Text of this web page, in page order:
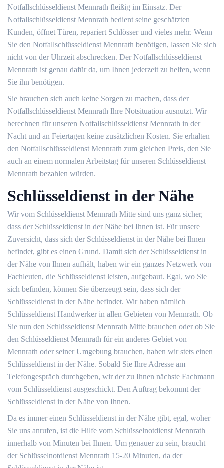
Notfallschlüsseldienst Mennrath fleißig im Einsatz. Der
Notfallschlüsseldienst Mennrath bedient seine geschätzten
Kunden, öffnet Türen, repariert Schlösser und vieles mehr. Wenn
Sie den Notfallschlüsseldienst Mennrath benötigen, lassen Sie sich
nicht von der Uhrzeit abschrecken. Der Notfallschlüsseldienst
Mennrath ist genau dafür da, um Ihnen jederzeit zu helfen, wenn
Sie ihn benötigen.
Sie brauchen sich auch keine Sorgen zu machen, dass der
Notfallschlüsseldienst Mennrath Ihre Notsituation ausnutzt. Wir
berechnen für unseren Notfallschlüsseldienst Mennrath in der
Nacht und an Feiertagen keine zusätzlichen Kosten. Sie erhalten
den Notfallschlüsseldienst Mennrath zum gleichen Preis, den Sie
auch an einem normalen Arbeitstag für unseren Schlüsseldienst
Mennrath bezahlen würden.
Schlüsseldienst in der Nähe
Wir vom Schlüsseldienst Mennrath Mitte sind uns ganz sicher,
dass der Schlüsseldienst in der Nähe bei Ihnen ist. Für unsere
Zuversicht, dass sich der Schlüsseldienst in der Nähe bei Ihnen
befindet, gibt es einen Grund. Damit sich der Schlüsseldienst in
der Nähe von Ihnen aufhält, haben wir ein ganzes Netzwerk von
Fachleuten, die Schlüsseldienst leisten, aufgebaut. Egal, wo Sie
sich befinden, können Sie überzeugt sein, dass sich der
Schlüsseldienst in der Nähe befindet. Wir haben nämlich
Schlüsseldienst Handwerker in allen Gebieten von Mennrath. Ob
Sie nun den Schlüsseldienst Mennrath Mitte brauchen oder ob Sie
den Schlüsseldienst Mennrath für ein anderes Gebiet von
Mennrath oder seiner Umgebung brauchen, haben wir stets einen
Schlüsseldienst in der Nähe. Sobald Sie Ihre Adresse am
Telefongespräch durchgeben, wir der zu Ihnen nächste Fachmann
vom Schlüsseldienst ausgeschickt. Den Auftrag bekommt der
Schlüsseldienst in der Nähe von Ihnen.
Da es immer einen Schlüsseldienst in der Nähe gibt, egal, woher
Sie uns anrufen, ist die Hilfe vom Schlüsselnotdienst Mennrath
innerhalb von Minuten bei Ihnen. Um genauer zu sein, braucht
der Schlüsselnotdienst Mennrath 15-20 Minuten, da der